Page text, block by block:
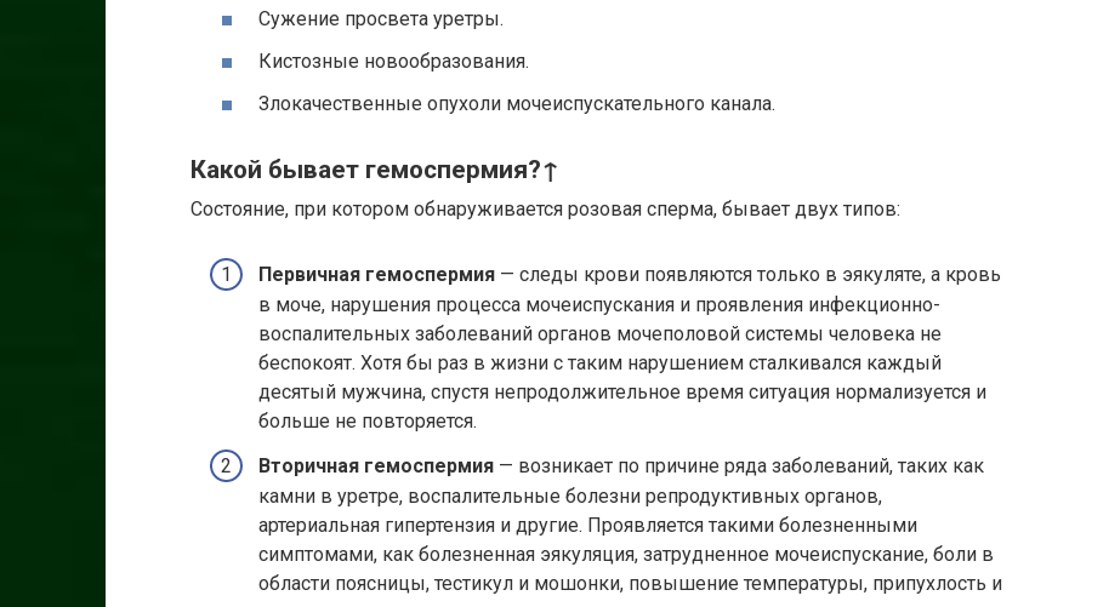
Сужение просвета уретры.
Кистозные новообразования.
Злокачественные опухоли мочеиспускательного канала.
Какой бывает гемоспермия?↑
Состояние, при котором обнаруживается розовая сперма, бывает двух типов:
Первичная гемоспермия — следы крови появляются только в эякуляте, а кровь
в моче, нарушения процесса мочеиспускания и проявления инфекционно-
воспалительных заболеваний органов мочеполовой системы человека не
беспокоят. Хотя бы раз в жизни с таким нарушением сталкивался каждый
десятый мужчина, спустя непродолжительное время ситуация нормализуется и
больше не повторяется.
Вторичная гемоспермия — возникает по причине ряда заболеваний, таких как
камни в уретре, воспалительные болезни репродуктивных органов,
артериальная гипертензия и другие. Проявляется такими болезненными
симптомами, как болезненная эякуляция, затрудненное мочеиспускание, боли в
области поясницы, тестикул и мошонки, повышение температуры, припухлость и